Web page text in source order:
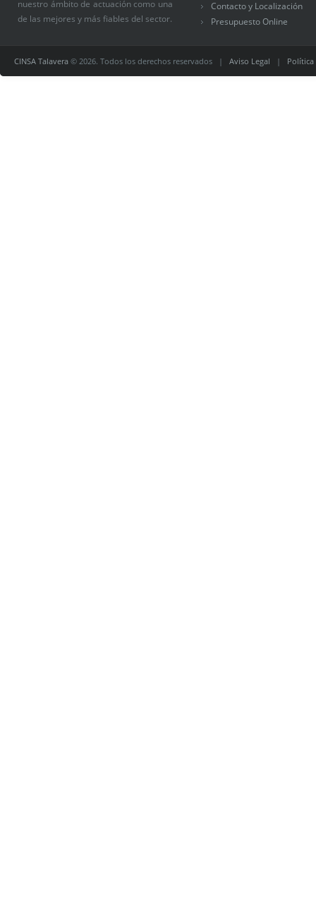
nuestro ámbito de actuación como una
de las mejores y más fiables del sector.
Contacto y Localización
Presupuesto Online
CINSA Talavera © 2026. Todos los derechos reservados | Aviso Legal | Política